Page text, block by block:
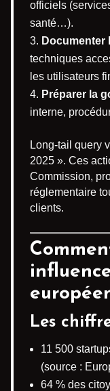
officiels
santé…).
Documenter
techniques
les utilisateurs
Préparer la
interne,
Long-tail query
2025 ». Ces
Commission,
réglementaire
clients.
Les
11 500
(source :
64 % des